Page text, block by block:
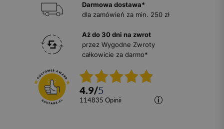
Darmowa dostawa*
dla zamówień za min. 250 zł
Aż do 30 dni na zwrot
przez Wygodne Zwroty
całkowicie za darmo*
4.9/5
114835 opinii